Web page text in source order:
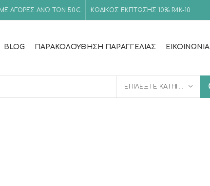
ΑΓΟΡΕΣ ΑΝΩ ΤΩΝ 50€ ΚΩΔΙΚΟΣ ΕΚΠΤΩΣΗΣ 10% R4K-10
BLOG ΠΑΡΑΚΟΛΟΎΘΗΣΗ ΠΑΡΑΓΓΕΛΊΑΣ ΕΙΚΟΙΝΩΝΊΑ
ΕΠΙΛΈΞΤΕ ΚΑΤΗΓΟΡΊΑ